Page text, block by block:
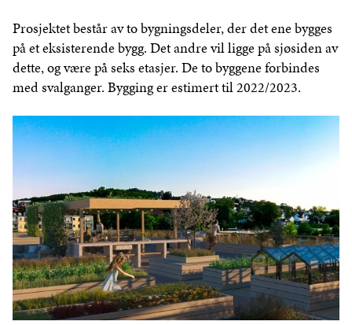
Prosjektet består av to bygningsdeler, der det ene bygges
på et eksisterende bygg. Det andre vil ligge på sjøsiden av
dette, og være på seks etasjer. De to byggene forbindes
med svalganger. Bygging er estimert til 2022/2023.